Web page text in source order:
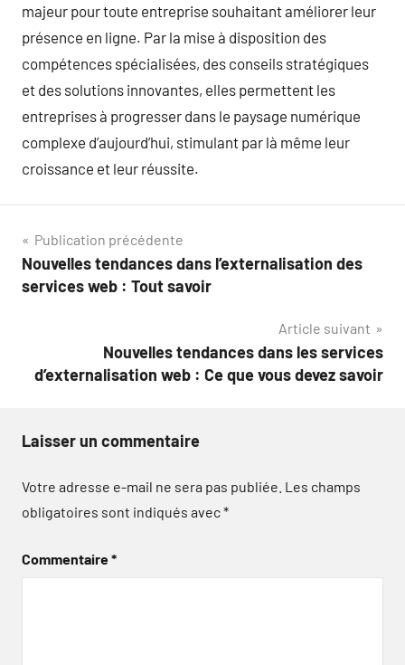
majeur pour toute entreprise souhaitant améliorer leur
présence en ligne. Par la mise à disposition des
compétences spécialisées, des conseils stratégiques
et des solutions innovantes, elles permettent les
entreprises à progresser dans le paysage numérique
complexe d’aujourd’hui, stimulant par là même leur
croissance et leur réussite.
Navigation
de
Publication précédente
Nouvelles tendances dans l’externalisation des
services web : Tout savoir
Article suivant
Nouvelles tendances dans les services
d’externalisation web : Ce que vous devez savoir
Laisser un commentaire
Votre adresse e-mail ne sera pas publiée. Les champs
obligatoires sont indiqués avec*
Commentaire*